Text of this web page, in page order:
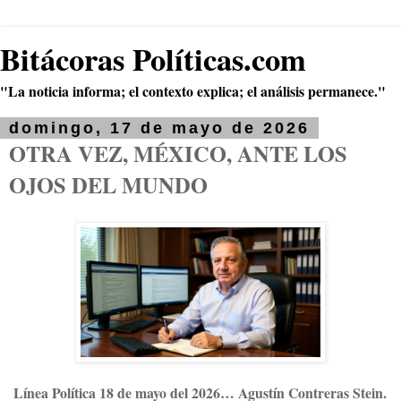
Bitácoras Políticas.com
"La noticia informa; el contexto explica; el análisis permanece."
domingo, 17 de mayo de 2026
OTRA VEZ, MÉXICO, ANTE LOS
OJOS DEL MUNDO
Línea Política 18 de mayo del 2026… Agustín Contreras Stein.